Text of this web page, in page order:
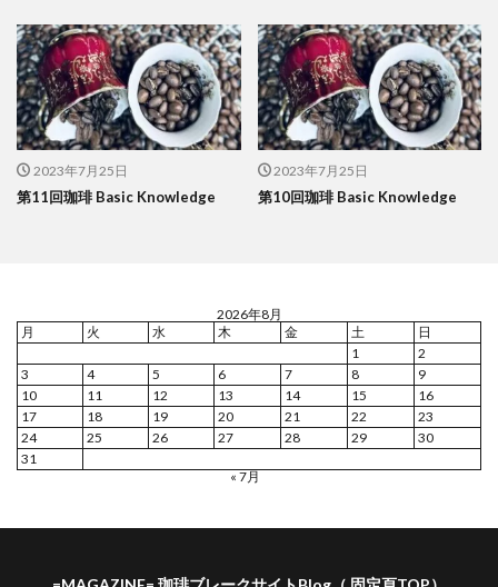
2023年7月25日
第11回珈琲 Basic Knowledge
2023年7月25日
第10回珈琲 Basic Knowledge
2026年8月
月
火 水 木 金 土
日
1
2
3
4 5 6 7 8
9
10
11 12 13 14 15
16
17
18 19 20 21 22
23
24
25 26 27 28 29
30
31
« 7月